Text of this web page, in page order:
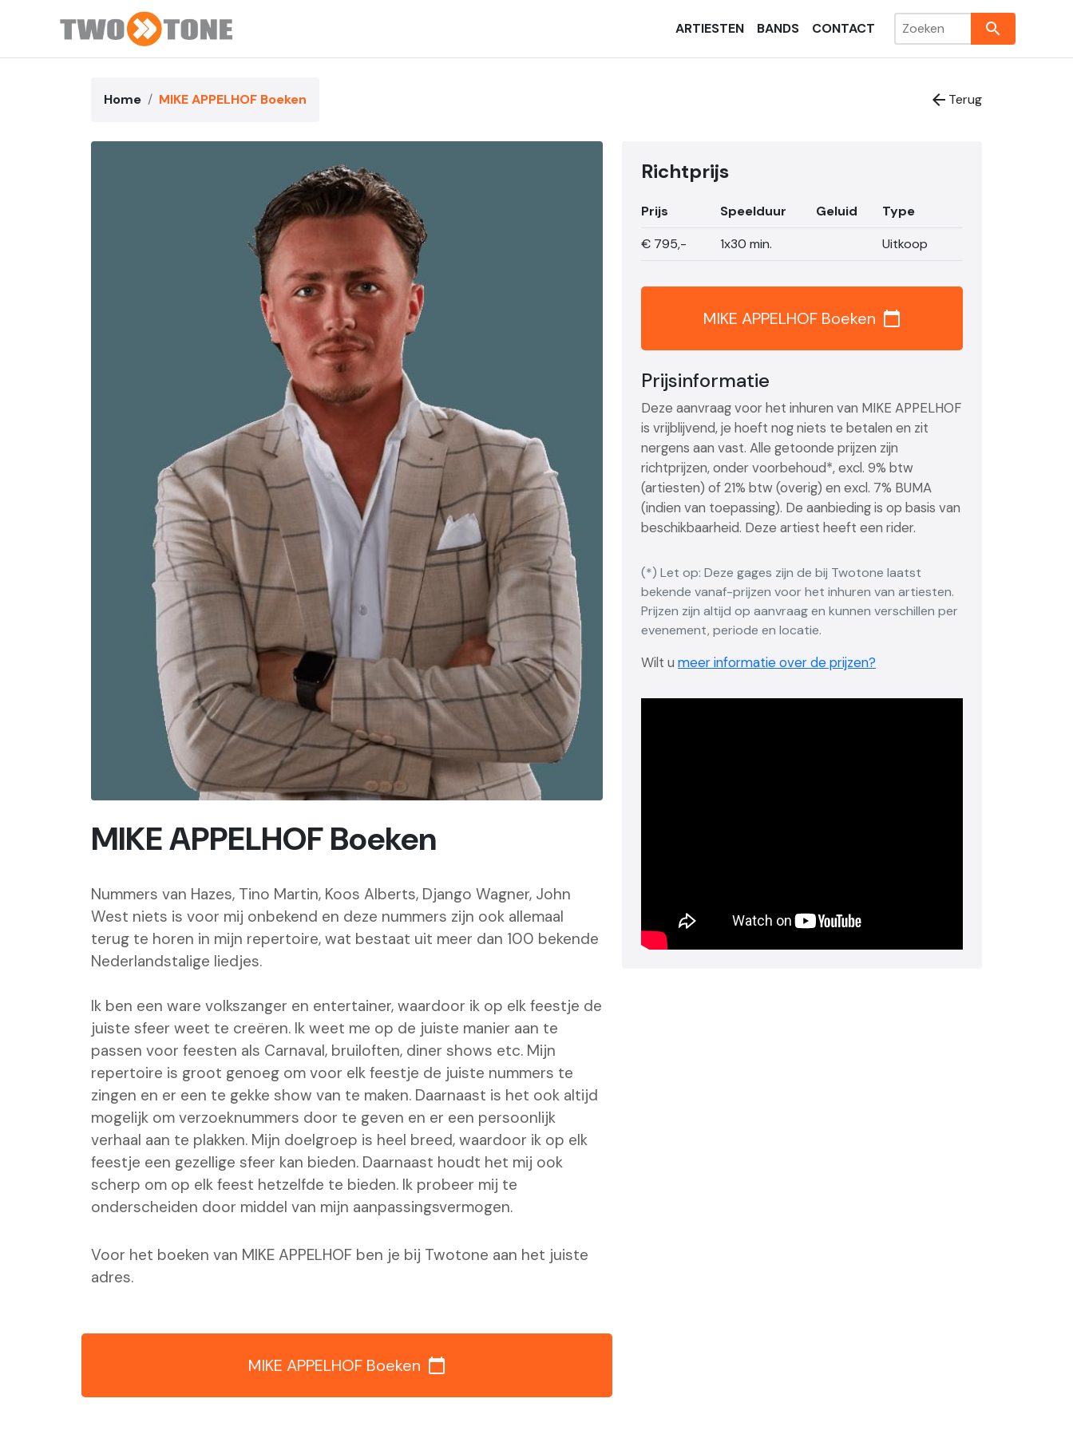
ARTIESTEN BANDS CONTACT search
Home MIKE APPELHOF Boeken arrow_back Terug
MIKE APPELHOF Boeken
Nummers van Hazes, Tino Martin, Koos Alberts, Django Wagner, John
West niets is voor mij onbekend en deze nummers zijn ook allemaal
terug te horen in mijn repertoire, wat bestaat uit meer dan 100 bekende
Nederlandstalige liedjes.
Ik ben een ware volkszanger en entertainer, waardoor ik op elk feestje de
juiste sfeer weet te creëren. Ik weet me op de juiste manier aan te
passen voor feesten als Carnaval, bruiloften, diner shows etc. Mijn
repertoire is groot genoeg om voor elk feestje de juiste nummers te
zingen en er een te gekke show van te maken. Daarnaast is het ook altijd
mogelijk om verzoeknummers door te geven en er een persoonlijk
verhaal aan te plakken. Mijn doelgroep is heel breed, waardoor ik op elk
feestje een gezellige sfeer kan bieden. Daarnaast houdt het mij ook
scherp om op elk feest hetzelfde te bieden. Ik probeer mij te
onderscheiden door middel van mijn aanpassingsvermogen.
Voor het boeken van MIKE APPELHOF ben je bij Twotone aan het juiste
adres.
MIKE APPELHOF Boeken calendar_today
Richtprijs
Prijs Speelduur Geluid
Type
€ 795,- 1x30 min. Uitkoop
MIKE APPELHOF Boeken calendar_today
Prijsinformatie
Deze aanvraag voor het inhuren van MIKE APPELHOF
is vrijblijvend, je hoeft nog niets te betalen en zit
nergens aan vast. Alle getoonde prijzen zijn
richtprijzen, onder voorbehoud*, excl. 9% btw
(artiesten) of 21% btw (overig) en excl. 7% BUMA
(indien van toepassing). De aanbieding is op basis van
beschikbaarheid. Deze artiest heeft een rider.
(*) Let op: Deze gages zijn de bij Twotone laatst
bekende vanaf-prijzen voor het inhuren van artiesten.
Prijzen zijn altijd op aanvraag en kunnen verschillen per
evenement, periode en locatie.
Wilt u meer informatie over de prijzen?